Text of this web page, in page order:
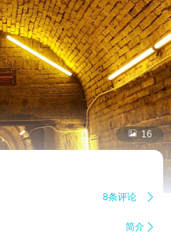
 16
8条评论 
简介 